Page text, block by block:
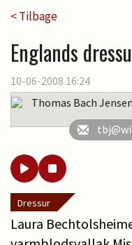
< Tilbage
Englands
10-06-2008 16:24
Thomas Bach Jensen
Dressur
Laura